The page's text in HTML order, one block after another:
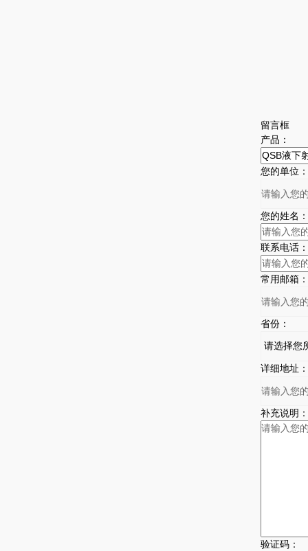
留言框
产品：
您的单位：
您的姓名：
联系电话：
常用邮箱：
省份：
详细地址：
补充说明：
验证码：